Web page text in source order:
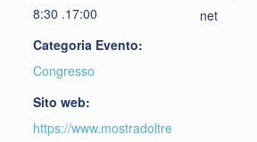
8:30 .17:00
Categoria Evento:
Congresso
Sito web:
https://www.mostradoltre
net